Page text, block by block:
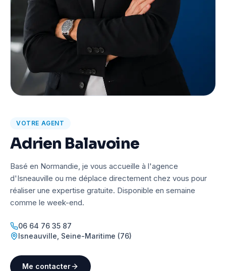
VOTRE AGENT
Adrien Balavoine
Basé en Normandie, je vous accueille à l'agence
d'Isneauville ou me déplace directement chez vous pour
réaliser une expertise gratuite. Disponible en semaine
comme le week-end.
06 64 76 35 87
Isneauville Seine-Maritime (76)
Me contacter